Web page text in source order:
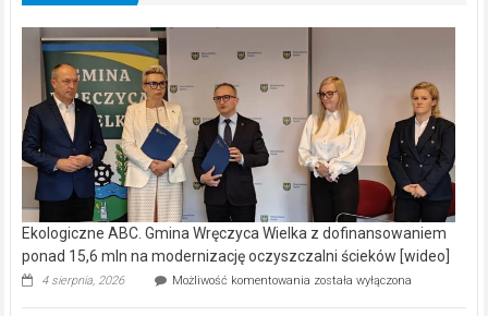
Ekologiczne ABC. Gmina Wręczyca Wielka z dofinansowaniem
ponad 15,6 mln na modernizację oczyszczalni ścieków [wideo]
4 sierpnia, 2026 Możliwość komentowania Ekologiczne
została wyłączona